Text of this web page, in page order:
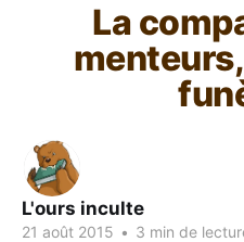
La
L'ours inculte
21 août 2015 • 3 min de